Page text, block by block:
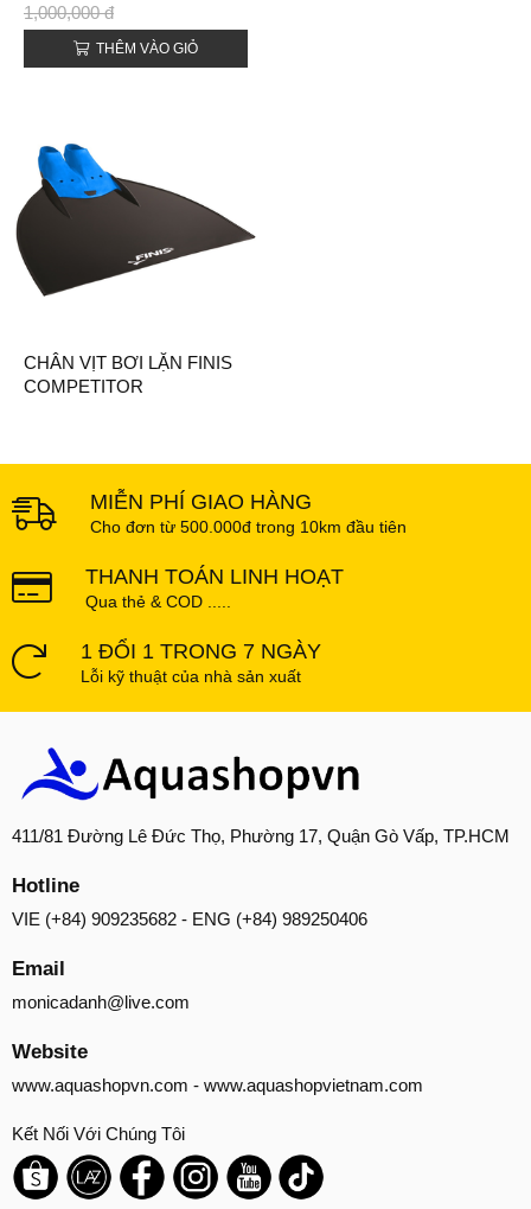
1,000,000 đ
THÊM VÀO GIỎ
CHÂN VỊT BƠI LẶN FINIS
COMPETITOR
MIỄN PHÍ GIAO HÀNG
Cho đơn từ 500.000đ trong 10km đầu tiên
THANH TOÁN LINH HOẠT
Qua thẻ & COD .....
1 ĐỔI 1 TRONG 7 NGÀY
Lỗi kỹ thuật của nhà sản xuất
411/81 Đường Lê Đức Thọ, Phường 17, Quận Gò Vấp, TP.HCM
Hotline
VIE (+84) 909235682 - ENG (+84) 989250406
Email
monicadanh@live.com
Website
www.aquashopvn.com - www.aquashopvietnam.com
Kết Nối Với Chúng Tôi